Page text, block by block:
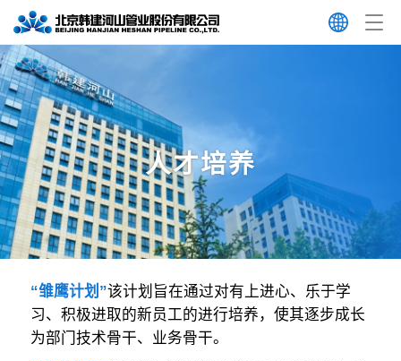
人才培养
“雏鹰计划”该计划旨在通过对有上进心、乐于学
习、积极进取的新员工的进行培养，使其逐步成长
为部门技术骨干、业务骨干。